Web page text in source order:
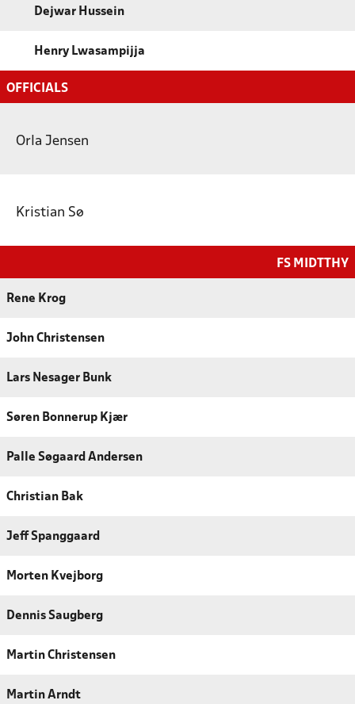
Dejwar Hussein
Henry Lwasampijja
OFFICIALS
Orla Jensen
Kristian Sø
FS MIDTTHY
Rene Krog
John Christensen
Lars Nesager Bunk
Søren Bonnerup Kjær
Palle Søgaard Andersen
Christian Bak
Jeff Spanggaard
Morten Kvejborg
Dennis Saugberg
Martin Christensen
Martin Arndt